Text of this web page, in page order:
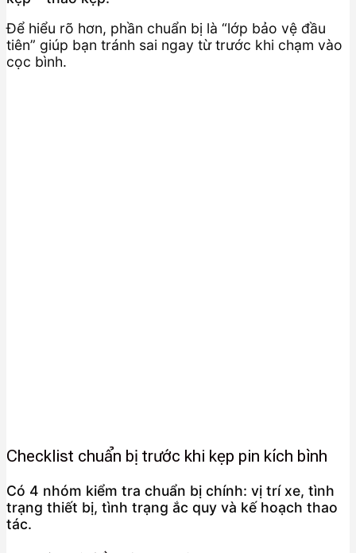
Để hiểu rõ hơn, phần chuẩn bị là “lớp bảo vệ đầu
tiên” giúp bạn tránh sai ngay từ trước khi chạm vào
cọc bình.
Checklist chuẩn bị trước khi kẹp pin kích bình
Có 4 nhóm kiểm tra chuẩn bị chính: vị trí xe, tình
trạng thiết bị, tình trạng ắc quy và kế hoạch thao
tác.